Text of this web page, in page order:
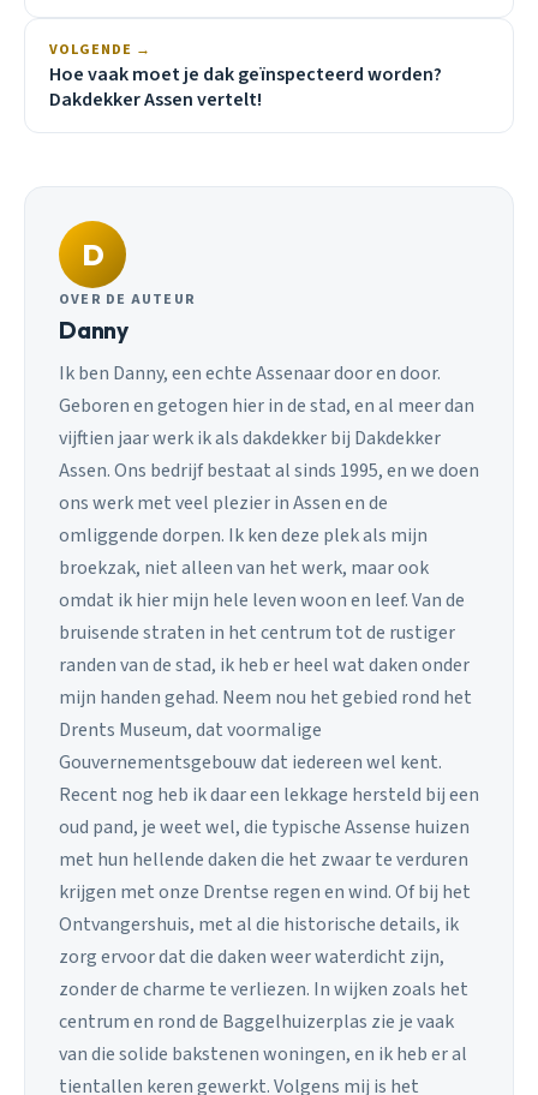
VOLGENDE →
Hoe vaak moet je dak geïnspecteerd worden?
Dakdekker Assen vertelt!
D
OVER DE AUTEUR
Danny
Ik ben Danny, een echte Assenaar door en door.
Geboren en getogen hier in de stad, en al meer dan
vijftien jaar werk ik als dakdekker bij Dakdekker
Assen. Ons bedrijf bestaat al sinds 1995, en we doen
ons werk met veel plezier in Assen en de
omliggende dorpen. Ik ken deze plek als mijn
broekzak, niet alleen van het werk, maar ook
omdat ik hier mijn hele leven woon en leef. Van de
bruisende straten in het centrum tot de rustiger
randen van de stad, ik heb er heel wat daken onder
mijn handen gehad. Neem nou het gebied rond het
Drents Museum, dat voormalige
Gouvernementsgebouw dat iedereen wel kent.
Recent nog heb ik daar een lekkage hersteld bij een
oud pand, je weet wel, die typische Assense huizen
met hun hellende daken die het zwaar te verduren
krijgen met onze Drentse regen en wind. Of bij het
Ontvangershuis, met al die historische details, ik
zorg ervoor dat die daken weer waterdicht zijn,
zonder de charme te verliezen. In wijken zoals het
centrum en rond de Baggelhuizerplas zie je vaak
van die solide bakstenen woningen, en ik heb er al
tientallen keren gewerkt. Volgens mij is het